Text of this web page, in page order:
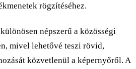
rögzítéséhez.
népszerű a közösségi
mivel lehetővé teszi rövid,
közvetlenül a képernyőről. A